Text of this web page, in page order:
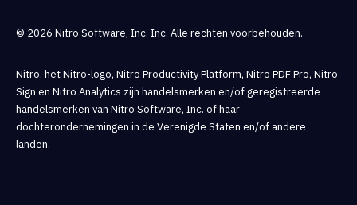
© 2026 Nitro Software, Inc. Inc. Alle rechten voorbehouden.
Nitro, het Nitro-logo, Nitro Productivity Platform, Nitro PDF Pro, Nitro
Sign en Nitro Analytics zijn handelsmerken en/of geregistreerde
handelsmerken van Nitro Software, Inc. of haar
dochterondernemingen in de Verenigde Staten en/of andere
landen.